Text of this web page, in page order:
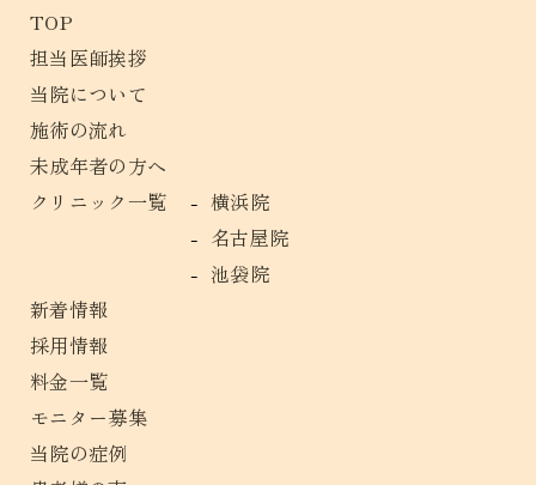
TOP
担当医師挨拶
当院について
施術の流れ
未成年者の方へ
クリニック一覧
横浜院
名古屋院
池袋院
新着情報
採用情報
料金一覧
モニター募集
当院の症例